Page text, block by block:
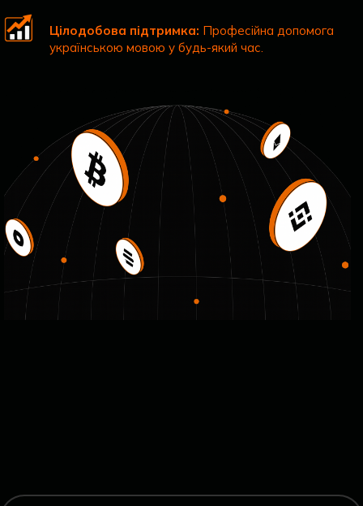
Цілодобова підтримка: Професійна допомога
українською мовою у будь-який час.